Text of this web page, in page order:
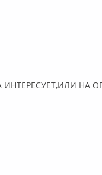
ИНТЕРЕСУЕТ,ИЛИ НА